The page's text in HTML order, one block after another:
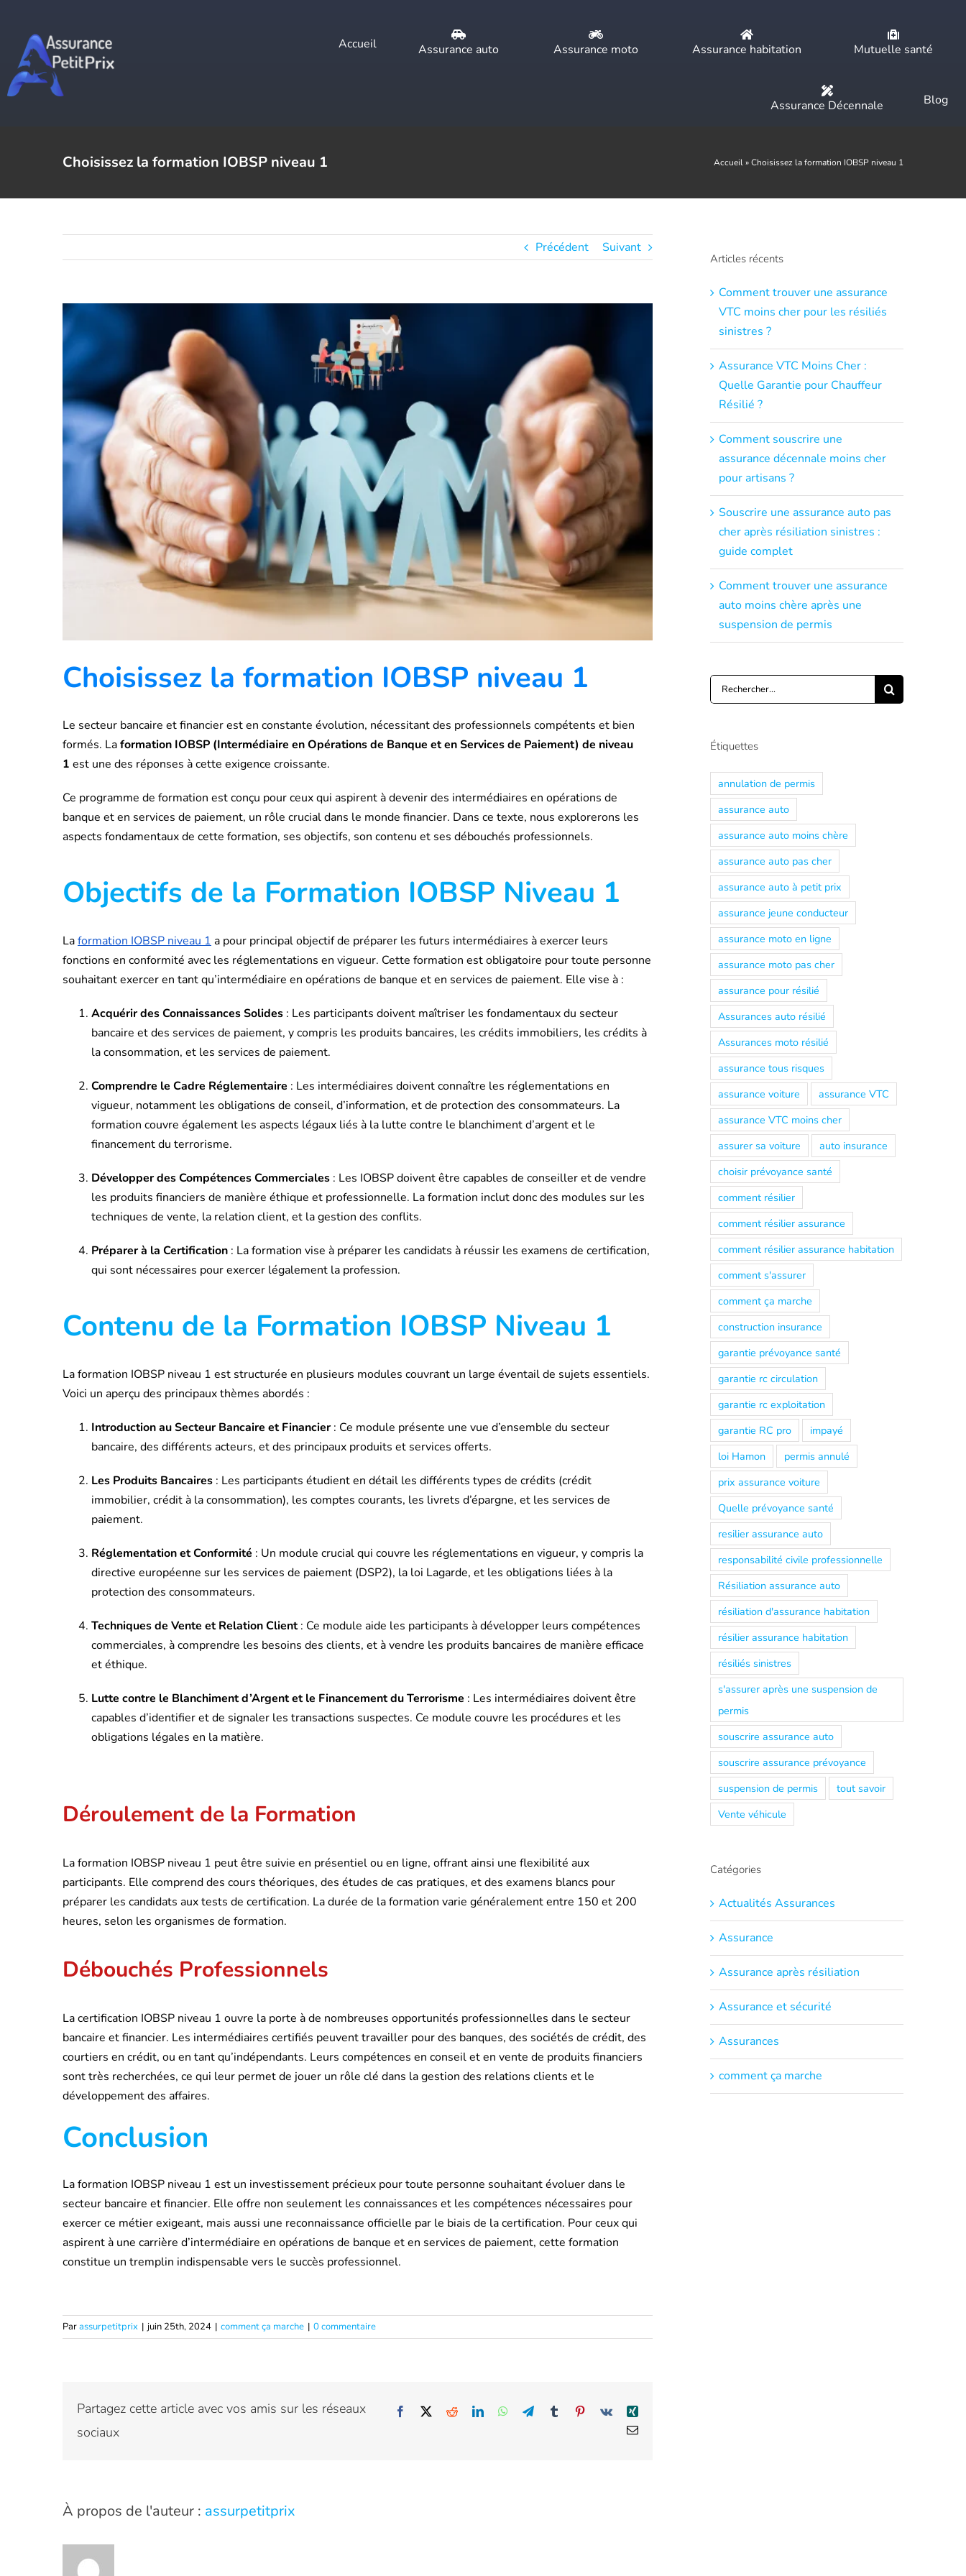
contenu
Accueil Assurance auto Assurance moto Assurance habitation Mutuelle santé
Assurance Décennale Blog
Choisissez la formation IOBSP niveau 1 Accueil»Choisissez la formation IOBSP niveau 1
Précédent Suivant
Voir
Choisissez la formation IOBSP niveau 1
Le secteur bancaire et financier est en constante évolution, nécessitant des professionnels compétents et bien
formés. Laformation IOBSP (Intermédiaire en Opérations de Banque et en Services de Paiement) de niveau
1 est une des réponses à cette exigence croissante.
Ce programme de formation est conçu pour ceux qui aspirent à devenir des intermédiaires en opérations de
banque et en services de paiement, un rôle crucial dans le monde financier. Dans ce texte, nous explorerons les
aspects fondamentaux de cette formation, ses objectifs, son contenu et ses débouchés professionnels.
Objectifs de la Formation IOBSP Niveau 1
Laformation IOBSP niveau 1 a pour principal objectif de préparer les futurs intermédiaires à exercer leurs
fonctions en conformité avec les réglementations en vigueur. Cette formation est obligatoire pour toute personne
souhaitant exercer en tant qu’intermédiaire en opérations de banque et en services de paiement. Elle vise à :
Acquérir des Connaissances Solides: Les participants doivent maîtriser les fondamentaux du secteur
bancaire et des services de paiement, y compris les produits bancaires, les crédits immobiliers, les crédits à
la consommation, et les services de paiement.
Comprendre le Cadre Réglementaire : Les intermédiaires doivent connaître les réglementations en
vigueur, notamment les obligations de conseil, d’information, et de protection des consommateurs. La
formation couvre également les aspects légaux liés à la lutte contre le blanchiment d’argent et le
financement du terrorisme.
Développer des Compétences Commerciales: Les IOBSP doivent être capables de conseiller et de vendre
les produits financiers de manière éthique et professionnelle. La formation inclut donc des modules sur les
techniques de vente, la relation client, et la gestion des conflits.
Préparer à la Certification: La formation vise à préparer les candidats à réussir les examens de certification,
qui sont nécessaires pour exercer légalement la profession.
Contenu de la Formation IOBSP Niveau 1
La formation IOBSP niveau 1 est structurée en plusieurs modules couvrant un large éventail de sujets essentiels.
Voici un aperçu des principaux thèmes abordés :
Introduction au Secteur Bancaire et Financier: Ce module présente une vue d’ensemble du secteur
bancaire, des différents acteurs, et des principaux produits et services offerts.
Les Produits Bancaires: Les participants étudient en détail les différents types de crédits (crédit
immobilier, crédit à la consommation), les comptes courants, les livrets d’épargne, et les services de
paiement.
Réglementation et Conformité : Un module crucial qui couvre les réglementations en vigueur, y compris la
directive européenne sur les services de paiement (DSP2), la loi Lagarde, et les obligations liées à la
protection des consommateurs.
Techniques de Vente et Relation Client: Ce module aide les participants à développer leurs compétences
commerciales, à comprendre les besoins des clients, et à vendre les produits bancaires de manière efficace
et éthique.
Lutte contre le Blanchiment d’Argent et le Financement du Terrorisme : Les intermédiaires doivent être
capables d’identifier et de signaler les transactions suspectes. Ce module couvre les procédures et les
obligations légales en la matière.
Déroulement de la Formation
La formation IOBSP niveau 1 peut être suivie en présentiel ou en ligne, offrant ainsi une flexibilité aux
participants. Elle comprend des cours théoriques, des études de cas pratiques, et des examens blancs pour
préparer les candidats aux tests de certification. La durée de la formation varie généralement entre 150 et 200
heures, selon les organismes de formation.
Débouchés Professionnels
La certification IOBSP niveau 1 ouvre la porte à de nombreuses opportunités professionnelles dans le secteur
bancaire et financier. Les intermédiaires certifiés peuvent travailler pour des banques, des sociétés de crédit, des
courtiers en crédit, ou en tant qu’indépendants. Leurs compétences en conseil et en vente de produits financiers
sont très recherchées, ce qui leur permet de jouer un rôle clé dans la gestion des relations clients et le
développement des affaires.
Conclusion
La formation IOBSP niveau 1 est un investissement précieux pour toute personne souhaitant évoluer dans le
secteur bancaire et financier. Elle offre non seulement les connaissances et les compétences nécessaires pour
exercer ce métier exigeant, mais aussi une reconnaissance officielle par le biais de la certification. Pour ceux qui
aspirent à une carrière d’intermédiaire en opérations de banque et en services de paiement, cette formation
constitue un tremplin indispensable vers le succès professionnel.
Parassurpetitprix | juin 25th, 2024 | comment ça marche | 0 commentaire
Partagez cette article avec vos amis sur les réseaux
sociaux
Facebook
X RedditLinkedInWhatsApp
TelegramTumblrPinterest
Vk
Xing
Email
À propos de l'auteur : assurpetitprix
Articles récents
Comment trouver une assurance
VTC moins cher pour les résiliés
sinistres ?
Assurance VTC Moins Cher :
Quelle Garantie pour Chauffeur
Résilié ?
Comment souscrire une
assurance décennale moins cher
pour artisans ?
Souscrire une assurance auto pas
cher après résiliation sinistres :
guide complet
Comment trouver une assurance
auto moins chère après une
suspension de permis
Rechercher:
Étiquettes
annulation de permis
assurance auto
assurance auto moins chère
assurance auto pas cher
assurance auto à petit prix
assurance jeune conducteur
assurance moto en ligne
assurance moto pas cher
assurance pour résilié
Assurances auto résilié
Assurances moto résilié
assurance tous risques
assurance voiture
assurance VTC
assurance VTC moins cher
assurer sa voiture
auto insurance
choisir prévoyance santé
comment résilier
comment résilier assurance
comment résilier assurance habitation
comment s'assurer
comment ça marche
construction insurance
garantie prévoyance santé
garantie rc circulation
garantie rc exploitation
garantie RC pro
impayé
loi Hamon
permis annulé
prix assurance voiture
Quelle prévoyance santé
resilier assurance auto
responsabilité civile professionnelle
Résiliation assurance auto
résiliation d'assurance habitation
résilier assurance habitation
résiliés sinistres
s'assurer après une suspension de
permis
souscrire assurance auto
souscrire assurance prévoyance
suspension de permis
tout savoir
Vente véhicule
Catégories
Actualités Assurances
Assurance
Assurance après résiliation
Assurance et sécurité
Assurances
comment ça marche